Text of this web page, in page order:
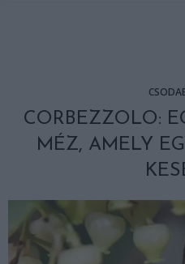
CORBEZZOLO:
MÉZ, AMELY